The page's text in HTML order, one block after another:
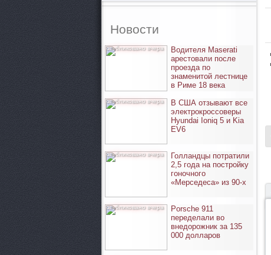
Новости
опубликовано вчера
Водителя Maserati
арестовали после
проезда по
знаменитой лестнице
в Риме 18 века
опубликовано вчера
В США отзывают все
электрокроссоверы
Hyundai Ioniq 5 и Kia
EV6
опубликовано вчера
Голландцы потратили
2,5 года на постройку
гоночного
«Мерседеса» из 90-х
опубликовано вчера
Porsche 911
переделали во
внедорожник за 135
000 долларов